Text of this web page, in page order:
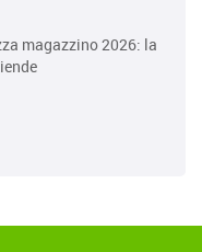
magazzino 2026: la